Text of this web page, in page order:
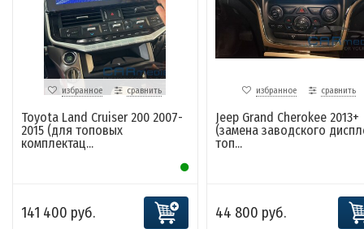
избранное сравнить
Toyota Land Cruiser 200 2007-
2015 (для топовых
комплектац...
141 400 руб.
избранное сравнить
Jeep Grand Cherokee 2013+
(замена заводского
топ...
44 800 руб.